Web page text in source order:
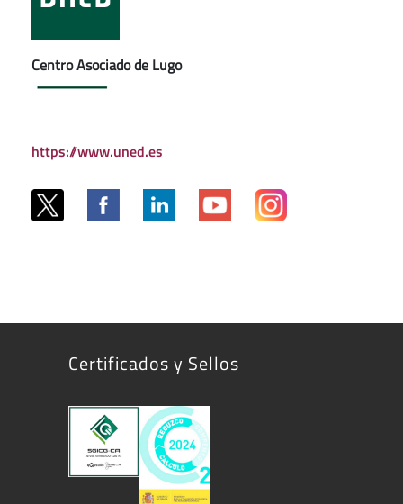
Centro Asociado de Lugo
https://www.uned.es
Certificados y Sellos